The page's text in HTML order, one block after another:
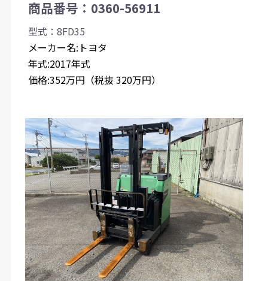
商品番号：0360-56911
型式：8FD35
メーカー名:トヨタ
年式:2017年式
価格:352万円（税抜 320万円）